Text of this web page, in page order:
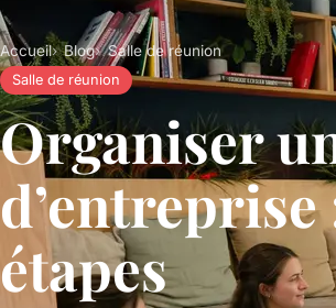
Accueil Blog Salle de réunion
Salle de réunion
Organiser
étapes